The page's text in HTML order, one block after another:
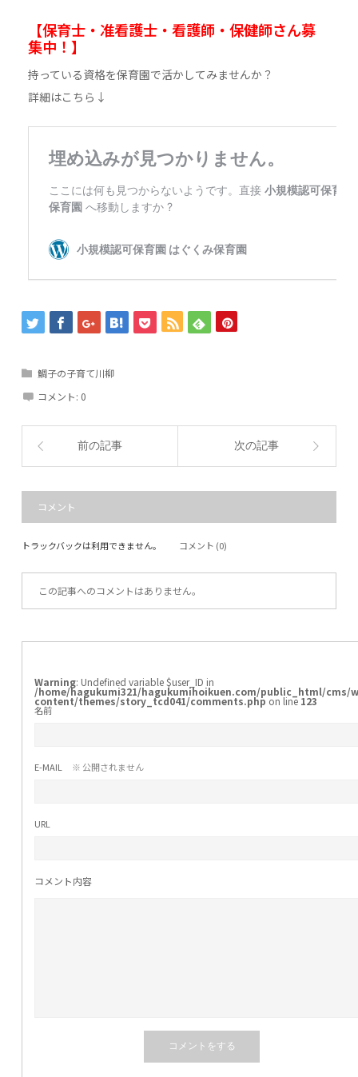
【保育士・准看護士・看護師・保健師さん募
集中！】
持っている資格を保育園で活かしてみませんか？
詳細はこちら↓
鯛子の子育て川柳
コメント: 0
前の記事 次の記事
コメント
トラックバックは利用できません。 コメント (0)
この記事へのコメントはありません。
Warning : Undefined variable $user_ID in
/home/hagukumi321/hagukumihoikuen.com/public_html/cms/
content/themes/story_tcd041/comments.php on line 123
名前
E-MAIL ※ 公開されません
URL
コメント内容